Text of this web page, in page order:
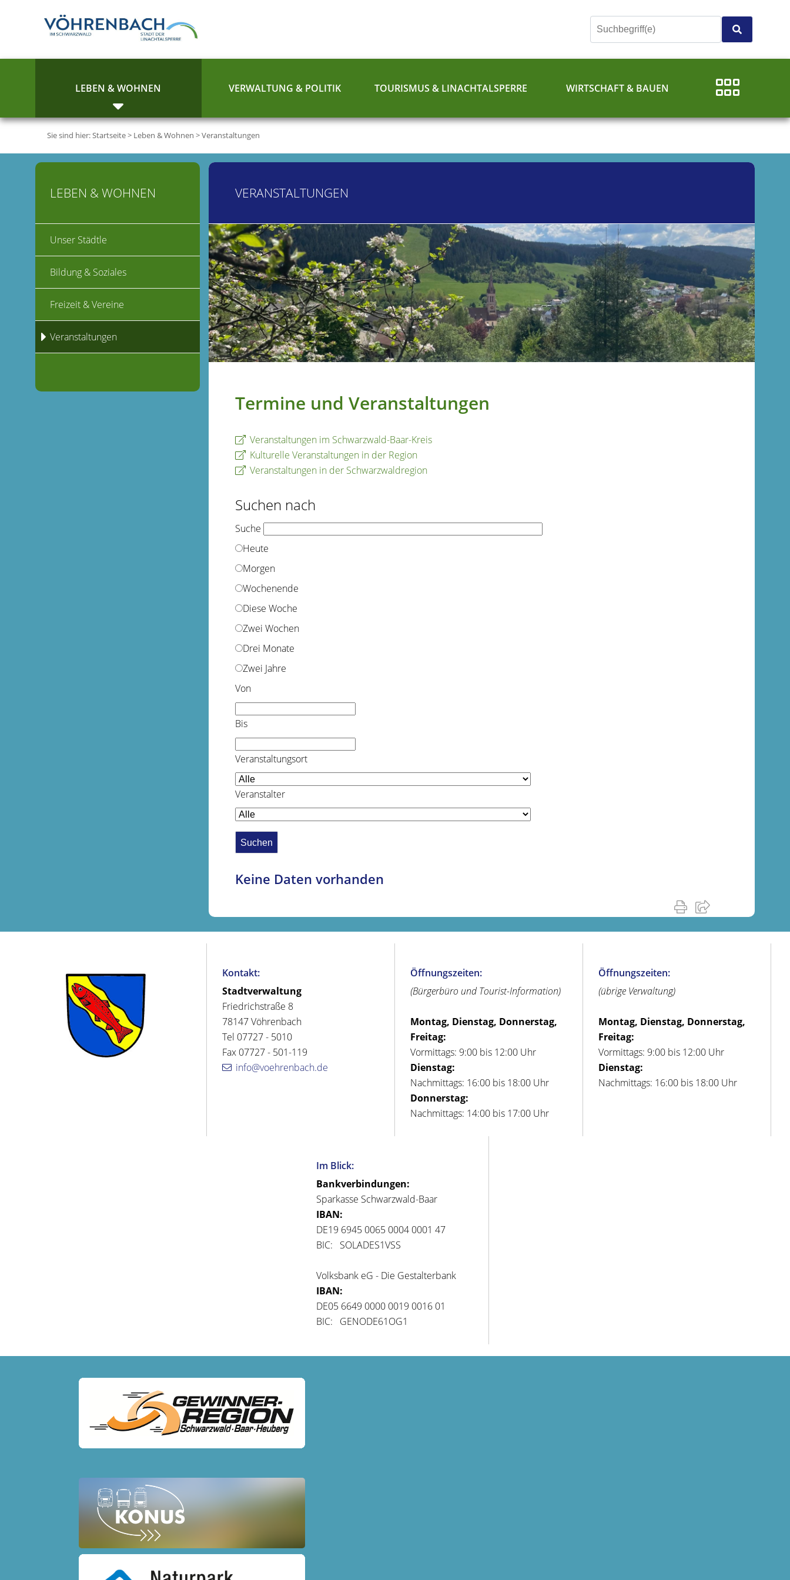
LEBEN & WOHNEN VERWALTUNG & POLITIK TOURISMUS & LINACHTALSPERRE WIRTSCHAFT & BAUEN
Sie sind hier:Startseite> Leben & Wohnen >Veranstaltungen
VERANSTALTUNGEN
Termine und Veranstaltungen
Veranstaltungen im Schwarzwald-Baar-Kreis
Kulturelle Veranstaltungen in der Region
Veranstaltungen in der Schwarzwaldregion
Suchen nach
Suche
Heute
Morgen
Wochenende
Diese Woche
Zwei Wochen
Drei Monate
Zwei Jahre
Von
Bis
Veranstaltungsort
Veranstalter
Keine Daten vorhanden
LEBEN & WOHNEN
Unser Städtle
Bildung & Soziales
Freizeit & Vereine
Veranstaltungen
Kontakt:
Stadtverwaltung
Friedrichstraße 8
78147 Vöhrenbach
Tel 07727 - 5010
Fax 07727 - 501-119
info@voehrenbach.de
Öffnungszeiten:
(Bürgerbüro und Tourist-Information)
Montag, Dienstag, Donnerstag,
Freitag:
Vormittags: 9:00 bis 12:00 Uhr
Dienstag:
Nachmittags: 16:00 bis 18:00 Uhr
Donnerstag:
Nachmittags: 14:00 bis 17:00 Uhr
Öffnungszeiten:
(übrige Verwaltung)
Montag, Dienstag, Donnerstag,
Freitag:
Vormittags: 9:00 bis 12:00 Uhr
Dienstag:
Nachmittags: 16:00 bis 18:00 Uhr
Im Blick:
Bankverbindungen:
Sparkasse Schwarzwald-Baar
IBAN:
DE19 6945 0065 0004 0001 47
BIC: SOLADES1VSS
Volksbank eG - Die Gestalterbank
IBAN:
DE05 6649 0000 0019 0016 01
BIC: GENODE61OG1